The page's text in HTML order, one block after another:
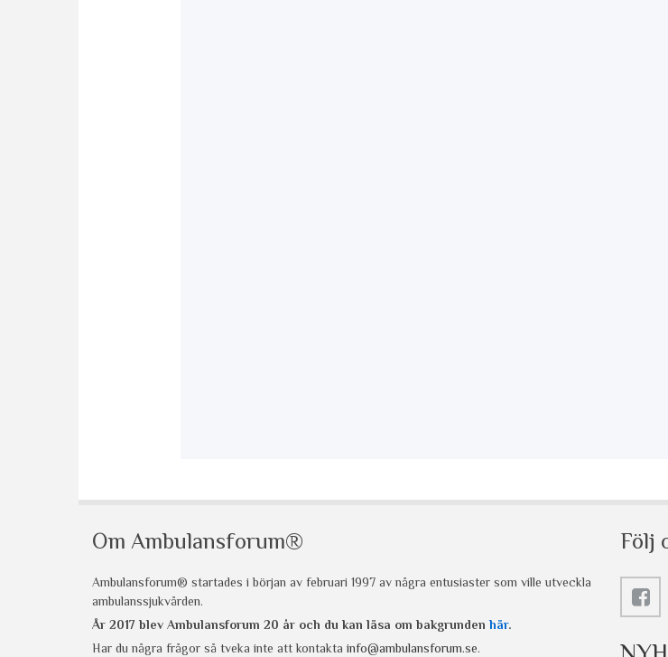
Om Ambulansforum®
Ambulansforum® startades i början av februari 1997 av några entusiaster som ville utveckla
ambulanssjukvården.
År 2017 blev Ambulansforum 20 år och du kan läsa om bakgrunden här.
Har du några frågor så tveka inte att kontakta info@ambulansforum.se.
Följ